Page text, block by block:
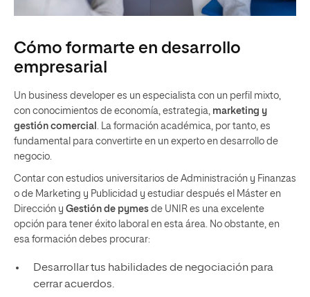
Cómo formarte en desarrollo
empresarial
Un business developer es un especialista con un perfil mixto,
con conocimientos de economía, estrategia, marketing y
gestión comercial . La formación académica, por tanto, es
fundamental para convertirte en un experto en desarrollo de
negocio.
Contar con estudios universitarios de Administración y Finanzas
o de Marketing y Publicidad y estudiar después el Máster en
Dirección y Gestión de pymes de UNIR es una excelente
opción para tener éxito laboral en esta área. No obstante, en
esa formación debes procurar:
Desarrollar tus habilidades de negociación para
cerrar acuerdos.